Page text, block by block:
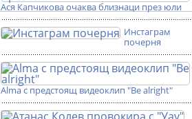
Ася Капчикова очаква близнаци през юли
Инстаграм
почерня
Alma с предстоящ видеоклип "Be alright"